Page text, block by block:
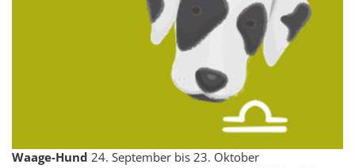
Waage-Hund 24. September bis 23. Oktober